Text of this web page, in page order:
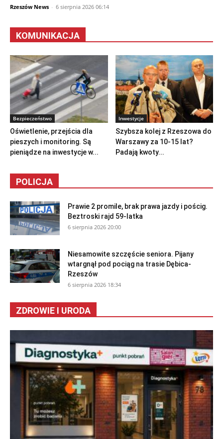
Rzeszów News - 6 sierpnia 2026 06:14
KOMUNIKACJA
Bezpieczeństwo
Oświetlenie, przejścia dla
pieszych i monitoring. Są
pieniądze na inwestycje w...
Inwestycje
Szybsza kolej z Rzeszowa do
Warszawy za 10-15 lat?
Padają kwoty...
POLICJA
Prawie 2 promile, brak prawa jazdy i pościg.
Beztroski rajd 59-latka
6 sierpnia 2026 20:00
Niesamowite szczęście seniora. Pijany
wtargnął pod pociąg na trasie Dębica-
Rzeszów
6 sierpnia 2026 18:34
ZDROWIE I URODA